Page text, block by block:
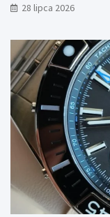
28 lipca 2026